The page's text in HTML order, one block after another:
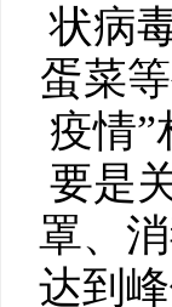
状病
蛋菜
疫情”
要是
罩、
达到